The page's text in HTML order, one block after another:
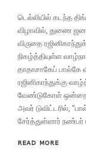
டெல்லியில் கடந்த
விழாவில், துணை
விருதை
நிகழ்த்தியுள்ள
தாதாசாகேப் பால்கே
ரஜினிகாந்துக்கு
வேண்டுகோள்
அவர் டுவிட்டரில்,
சேர்த்துள்ளார் நண்பர்
READ MORE